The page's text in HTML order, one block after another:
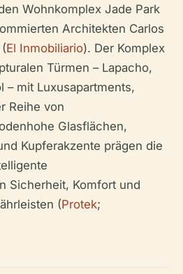
Wohnkomplex Jade Park
Architekten Carlos
El Inmobiliario). Der Komplex
Türmen – Lapacho,
– mit Luxusapartments,
Reihe von
Glasflächen,
Kupferakzente prägen die
Sicherheit, Komfort und
(Protek;